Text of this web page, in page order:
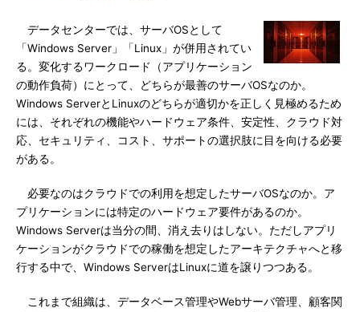
データセンターでは、サーバOSとして
「Windows Server」「Linux」が併用されてい
る。変化するワークロード（アプリケーション
の動作負荷）にとって、どちらが最善のサーバOSなのか。
Windows ServerとLinuxのどちらが適切かを正しく見極めるため
には、それぞれの機能やハードウェア条件、安定性、クラウド対
応、セキュリティ、コスト、サポートの選択肢に目を向ける必要
がある。
必要なのはクラウドでの利用を想定したサーバOSなのか。ア
プリケーションには特定のハードウェア要件があるのか。
Windows Serverは当分の間、消え去りはしない。ただしアプリ
ケーションがクラウドでの稼働を想定したアーキテクチャへと移
行する中で、Windows ServerはLinuxに道を譲りつつある。
これまで組織は、データベース管理やWebサーバ管理、顧客関